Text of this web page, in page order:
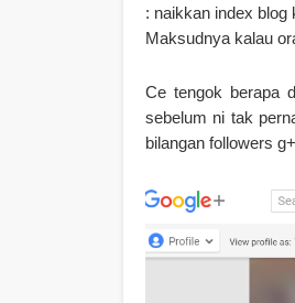
: naikkan index blog
Maksudnya kalau
Ce tengok berapa
sebelum ni tak
bilangan followers